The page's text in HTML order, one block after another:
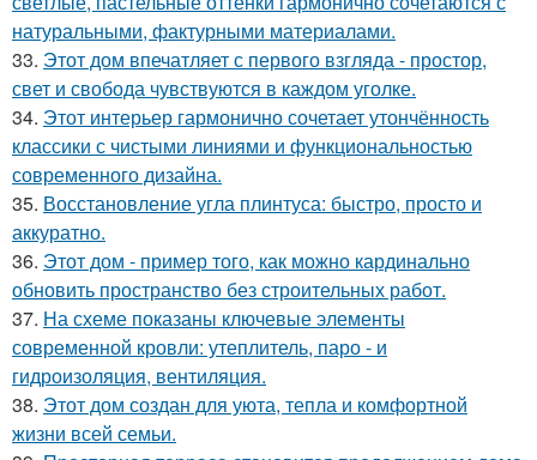
натуральными, фактурными материалами.
33. Этот дом впечатляет с первого взгляда - простор,
свет и свобода чувствуются в каждом уголке.
34. Этот интерьер гармонично сочетает утончённость
классики с чистыми линиями и функциональностью
современного дизайна.
35. Восстановление угла плинтуса: быстро, просто и
аккуратно.
36. Этот дом - пример того, как можно кардинально
обновить пространство без строительных работ.
37. На схеме показаны ключевые элементы
современной кровли: утеплитель, паро - и
гидроизоляция, вентиляция.
38. Этот дом создан для уюта, тепла и комфортной
жизни всей семьи.